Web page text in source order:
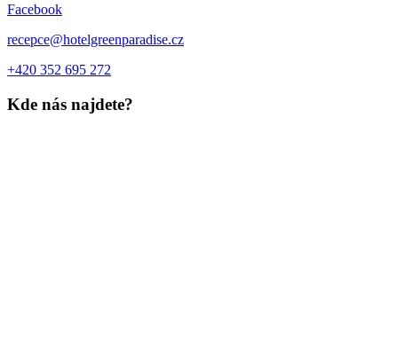
Facebook
recepce@hotelgreenparadise.cz
+420 352 695 272
Kde nás najdete?